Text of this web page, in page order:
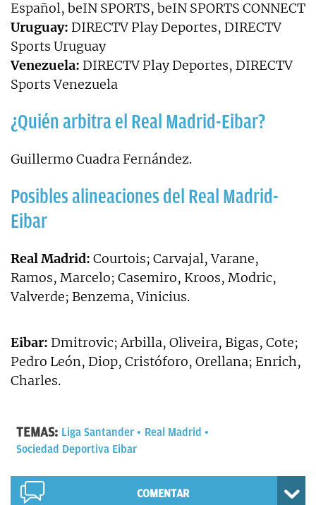
Español, beIN SPORTS, beIN SPORTS CONNECT
Uruguay: DIRECTV Play Deportes, DIRECTV
Sports Uruguay
Venezuela: DIRECTV Play Deportes, DIRECTV
Sports Venezuela
¿Quién arbitra el Real Madrid-Eibar?
Guillermo Cuadra Fernández.
Posibles alineaciones del Real Madrid-
Eibar
Real Madrid: Courtois; Carvajal, Varane,
Ramos, Marcelo; Casemiro, Kroos, Modric,
Valverde; Benzema, Vinicius.
Eibar: Dmitrovic; Arbilla, Oliveira, Bigas, Cote;
Pedro León, Diop, Cristóforo, Orellana; Enrich,
Charles.
TEMAS: Liga Santander
Real Madrid
Sociedad Deportiva Eibar
COMENTAR